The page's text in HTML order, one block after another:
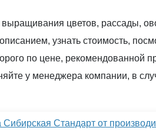
цветов, рассады,
узнать стоимость,
по цене, рекомендованной
у менеджера компании, в